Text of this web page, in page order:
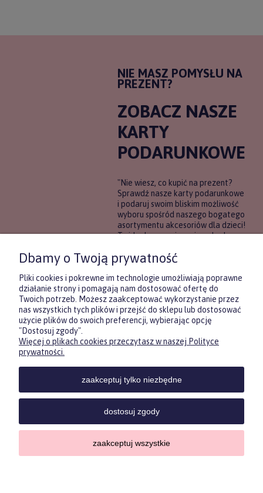
NIE MASZ POMYSŁU NA
PREZENT?
ZOBACZ NASZE
KARTY
PODARUNKOWE
"Nie wiesz, co kupić na prezent?
Sprawdź nasze karty podarunkowe
i podaruj swoim bliskim możliwość
wyboru spośród naszego bogatego
asortymentu akcesoriów dla dzieci!
To idealne rozwiązanie, gdy chcesz
pewności, co będzie najbardziej
trafione.
DOWIEDZ SIĘ WIĘCEJ
KONTAKTPOMOC MOJE
Sklep internetowy Shoper.pl
Dbamy o Twoją prywatność
Pliki cookies i pokrewne im technologie umożliwiają poprawne
działanie strony i pomagają nam dostosować ofertę do
Twoich potrzeb. Możesz zaakceptować wykorzystanie przez
nas wszystkich tych plików i przejść do sklepu lub dostosować
użycie plików do swoich preferencji, wybierając opcję
"Dostosuj zgody".
Więcej o plikach cookies przeczytasz w naszej Polityce
prywatności.
zaakceptuj tylko niezbędne
dostosuj zgody
zaakceptuj wszystkie
Zasubskrybuj nasz newsletter
i otrzymaj5% rabatu na pierwszyzakup.
Twój email